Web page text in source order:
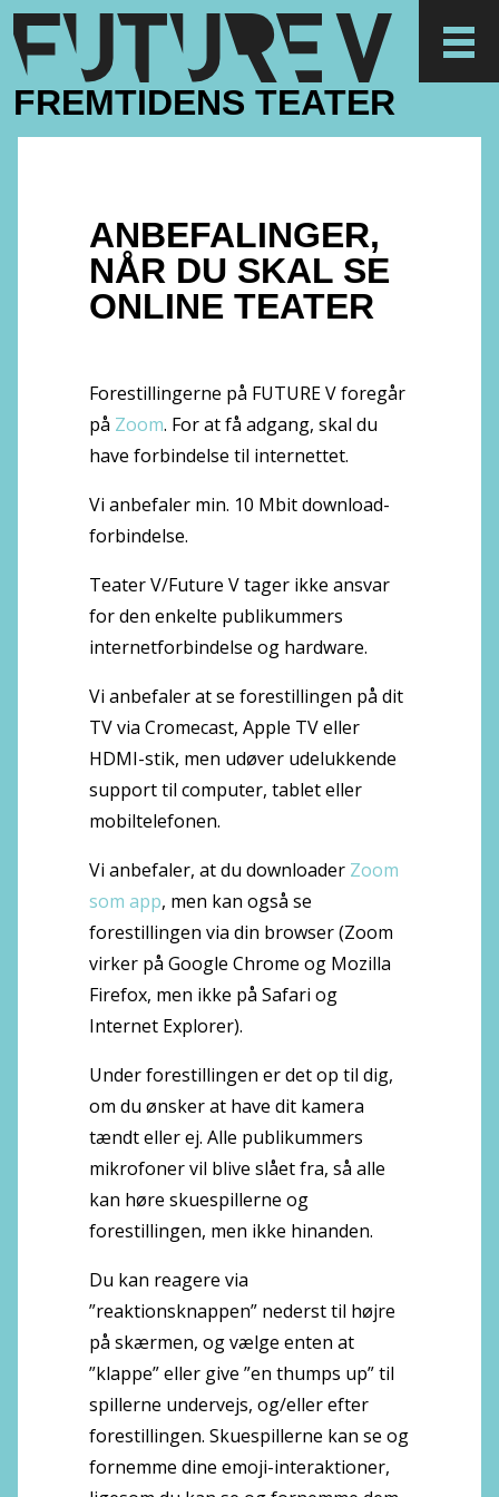
FUTURE
FREMTIDENS TEATER
ANBEFALINGER,
NÅR DU SKAL SE
ONLINE TEATER
Forestillingerne på FUTURE V foregår
på Zoom. For at få adgang, skal du
have forbindelse til internettet.
Vi anbefaler min. 10 Mbit download-
forbindelse.
Teater V/Future V tager ikke ansvar
for den enkelte publikummers
internetforbindelse og hardware.
Vi anbefaler at se forestillingen på dit
TV via Cromecast, Apple TV eller
HDMI-stik, men udøver udelukkende
support til computer, tablet eller
mobiltelefonen.
Vi anbefaler, at du downloader Zoom
som app, men kan også se
forestillingen via din browser (Zoom
virker på Google Chrome og Mozilla
Firefox, men ikke på Safari og
Internet Explorer).
Under forestillingen er det op til dig,
om du ønsker at have dit kamera
tændt eller ej. Alle publikummers
mikrofoner vil blive slået fra, så alle
kan høre skuespillerne og
forestillingen, men ikke hinanden.
Du kan reagere via
”reaktionsknappen” nederst til højre
på skærmen, og vælge enten at
”klappe” eller give ”en thumps up” til
spillerne undervejs, og/eller efter
forestillingen. Skuespillerne kan se og
fornemme dine emoji-interaktioner,